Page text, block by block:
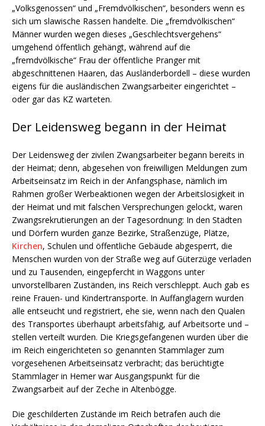
„Volksgenossen“ und „Fremdvölkischen“, besonders wenn es
sich um slawische Rassen handelte. Die „fremdvölkischen“
Männer wurden wegen dieses „Geschlechtsvergehens“
umgehend öffentlich gehängt, während auf die
„fremdvölkische“ Frau der öffentliche Pranger mit
abgeschnittenen Haaren, das Ausländerbordell – diese wurden
eigens für die ausländischen Zwangsarbeiter eingerichtet –
oder gar das KZ warteten.
Der Leidensweg begann in der Heimat
Der Leidensweg der zivilen Zwangsarbeiter begann bereits in
der Heimat; denn, abgesehen von freiwilligen Meldungen zum
Arbeitseinsatz im Reich in der Anfangsphase, nämlich im
Rahmen großer Werbeaktionen wegen der Arbeitslosigkeit in
der Heimat und mit falschen Versprechungen gelockt, waren
Zwangsrekrutierungen an der Tagesordnung: In den Städten
und Dörfern wurden ganze Bezirke, Straßenzüge, Plätze,
Kirchen, Schulen und öffentliche Gebäude abgesperrt, die
Menschen wurden von der Straße weg auf Güterzüge verladen
und zu Tausenden, eingepfercht in Waggons unter
unvorstellbaren Zuständen, ins Reich verschleppt. Auch gab es
reine Frauen- und Kindertransporte. In Auffanglagern wurden
alle entseucht und registriert, ehe sie, wenn nach den Qualen
des Transportes überhaupt arbeitsfähig, auf Arbeitsorte und –
stellen verteilt wurden. Die Kriegsgefangenen wurden über die
im Reich eingerichteten so genannten Stammlager zum
vorgesehenen Arbeitseinsatz verbracht; das berüchtigte
Stammlager in Hemer war Ausgangspunkt für die
Zwangsarbeit auf der Zeche in Altenbögge.
Die geschilderten Zustände im Reich betrafen auch die